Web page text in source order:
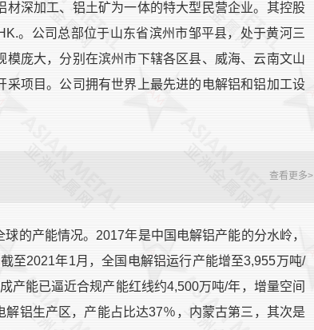
深加工、铝土矿为一体的特大型民营企业。其控股
。公司总部位于山东省滨州市邹平县，处于黄河三
庞大，分别在滨州市下辖各区县、威海、云南文山
项目。公司拥有世界上最先进的电解铝和铝加工设
查看更多>
的产能情况。2017年是中国电解铝产能的分水岭，
至2021年1月，全国电解铝运行产能增至3,955万吨/
产能已逼近合规产能红线约4,500万吨/年，增量空间
铝生产区，产能占比达37％，内蒙古第三，其次是